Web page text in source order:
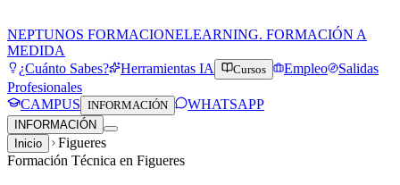
NEPTUNOS FORMACIONELEARNING. FORMACIÓN A
MEDIDA
¿Cuánto Sabes?
Herramientas IA Cursos Empleo
Salidas
Profesionales
CAMPUS INFORMACIÓN WHATSAPP
INFORMACIÓN
Inicio
Figueres
Formación Técnica en Figueres